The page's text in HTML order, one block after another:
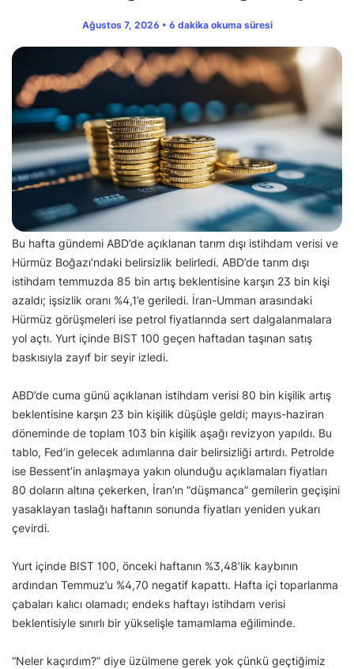
Ağustos 7, 2026 • 6 dakika okuma süresi
Bu hafta gündemi ABD’de açıklanan tarım dışı istihdam verisi ve
Hürmüz Boğazı’ndaki belirsizlik belirledi. ABD’de tarım dışı
istihdam temmuzda 85 bin artış beklentisine karşın 23 bin kişi
azaldı; işsizlik oranı %4,1’e geriledi. İran-Umman arasındaki
Hürmüz görüşmeleri ise petrol fiyatlarında sert dalgalanmalara
yol açtı. Yurt içinde BIST 100 geçen haftadan taşınan satış
baskısıyla zayıf bir seyir izledi.
ABD’de cuma günü açıklanan istihdam verisi 80 bin kişilik artış
beklentisine karşın 23 bin kişilik düşüşle geldi; mayıs-haziran
döneminde de toplam 103 bin kişilik aşağı revizyon yapıldı. Bu
tablo, Fed’in gelecek adımlarına dair belirsizliği artırdı. Petrolde
ise Bessent’in anlaşmaya yakın olunduğu açıklamaları fiyatları
80 doların altına çekerken, İran’ın “düşmanca” gemilerin geçişini
yasaklayan taslağı haftanın sonunda fiyatları yeniden yukarı
çevirdi.
Yurt içinde BIST 100, önceki haftanın %3,48’lik kaybının
ardından Temmuz’u %4,70 negatif kapattı. Hafta içi toparlanma
çabaları kalıcı olamadı; endeks haftayı istihdam verisi
beklentisiyle sınırlı bir yükselişle tamamlama eğiliminde.
“Neler kaçırdım?” diye üzülmene gerek yok çünkü geçtiğimiz